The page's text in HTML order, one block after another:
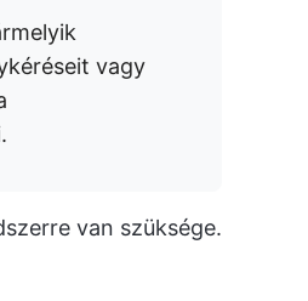
vagy
van szüksége.